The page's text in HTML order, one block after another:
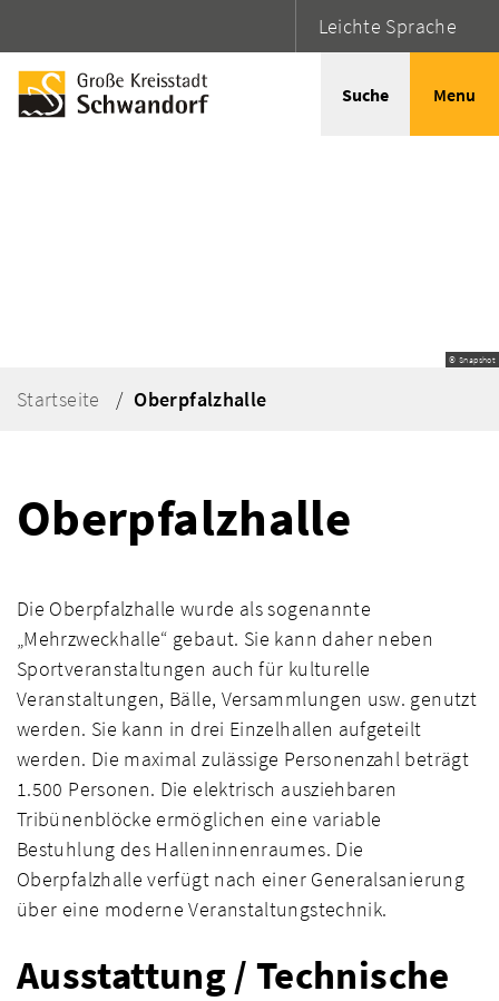
Leichte Sprache
Suche Menu
© Snapshot
Startseite Oberpfalzhalle
Oberpfalzhalle
Die Oberpfalzhalle wurde als sogenannte
„Mehrzweckhalle“ gebaut. Sie kann daher neben
Sportveranstaltungen auch für kulturelle
Veranstaltungen, Bälle, Versammlungen usw. genutzt
werden. Sie kann in drei Einzelhallen aufgeteilt
werden. Die maximal zulässige Personenzahl beträgt
1.500 Personen. Die elektrisch ausziehbaren
Tribünenblöcke ermöglichen eine variable
Bestuhlung des Halleninnenraumes. Die
Oberpfalzhalle verfügt nach einer Generalsanierung
über eine moderne Veranstaltungstechnik.
Ausstattung / Technische